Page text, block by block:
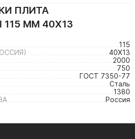
ПЛИТА
ММ 40Х13
115
40Х13
2000
750
ГОСТ 7350-77
Сталь
1380
Россия